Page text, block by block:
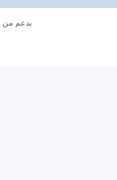
بدعم من